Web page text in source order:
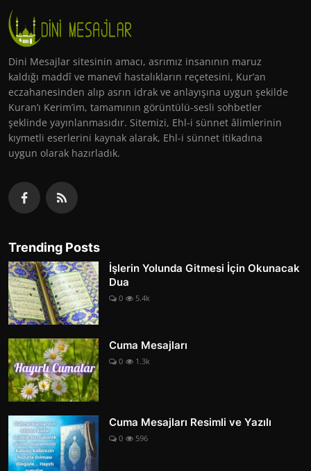
Dini Mesajlar sitesinin amacı, asrımız insanının maruz
kaldığı maddî ve manevî hastalıkların reçetesini, Kur’an
eczahanesinden alıp asrın idrak ve anlayışına uygun şekilde
Kuran’ı Kerim’im, tamamının görüntülü-sesli sohbetler
şeklinde yayınlanmasıdır. Sitemizi, Ehl-i sünnet âlimlerinin
kıymetli eserlerini kaynak alarak, Ehl-i sünnet itikadına
uygun olarak hazırladık.
Trending Posts
İşlerin Yolunda Gitmesi İçin Okunacak
Dua
0 5.4k
Cuma Mesajları
0 1.3k
Cuma Mesajları Resimli ve Yazılı
0 596